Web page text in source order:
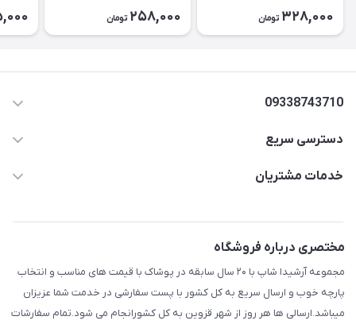
328,000 تومان 258,000 تومان
09338743710
دسترسی سریع
حساب کاربری
لیست محصولات
درباره ما
تماس با ما
خدمات مشتریان
مختصری درباره فروشگاه
مجموعه آرشیدا شاپ با ۲۰ سال سابقه در پوشاک با قیمت های مناسب و انتخاب
پارچه خوب و ارسال سریع به کل کشور با پست سفارشی در خدمت شما عزیزان
میباشد.ارسالی ها هر روز از شهر قزوین به کل کشورانجام می شود.تمام سفارشات